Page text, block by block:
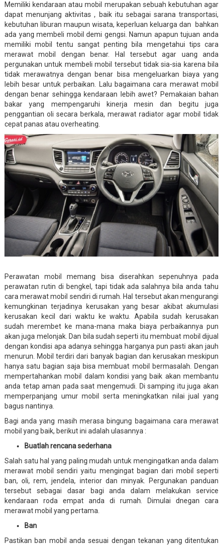
Memiliki kendaraan atau mobil merupakan sebuah kebutuhan agar
dapat menunjang aktivitas , baik itu sebagai sarana transportasi,
kebutuhan liburan maupun wisata, keperluan keluarga dan bahkan
ada yang membeli mobil demi gengsi. Namun apapun tujuan anda
memiliki mobil tentu sangat penting bila mengetahui tips cara
merawat mobil dengan benar. Hal tersebut agar uang anda
pergunakan untuk membeli mobil tersebut tidak sia-sia karena bila
tidak merawatnya dengan benar bisa mengeluarkan biaya yang
lebih besar untuk perbaikan. Lalu bagaimana cara merawat mobil
dengan benar sehingga kendaraan lebih awet? Pemakaian bahan
bakar yang mempengaruhi kinerja mesin dan begitu juga
penggantian oli secara berkala, merawat radiator agar mobil tidak
cepat panas atau overheating.
Perawatan mobil memang bisa diserahkan sepenuhnya pada
perawatan rutin di bengkel, tapi tidak ada salahnya bila anda tahu
cara merawat mobil sendiri di rumah. Hal tersebut akan mengurangi
kemungkinan terjadinya kerusakan yang besar akibat akumulasi
kerusakan kecil dari waktu ke waktu. Apabila sudah kerusakan
sudah merembet ke mana-mana maka biaya perbaikannya pun
akan juga melonjak. Dan bila sudah seperti itu membuat mobil dijual
dengan kondisi apa adanya sehingga harganya pun pasti akan jauh
menurun. Mobil terdiri dari banyak bagian dan kerusakan meskipun
hanya satu bagian saja bisa membuat mobil bermasalah. Dengan
mempertahankan mobil dalam kondisi yang baik akan membantu
anda tetap aman pada saat mengemudi. Di samping itu juga akan
memperpanjang umur mobil serta meningkatkan nilai jual yang
bagus nantinya.
Bagi anda yang masih merasa bingung bagaimana cara merawat
mobil yang baik, berikut ini adalah ulasannya :
Buatlah rencana sederhana
Salah satu hal yang paling mudah untuk mengingatkan anda dalam
merawat mobil sendiri yaitu mengingat bagian dari mobil seperti
ban, oli, rem, jendela, interior dan minyak. Pergunakan panduan
tersebut sebagai dasar bagi anda dalam melakukan service
kendaraan roda empat anda di rumah. Dimulai dnegan cara
merawat mobil yang pertama.
Ban
Pastikan ban mobil anda sesuai dengan tekanan yang ditentukan